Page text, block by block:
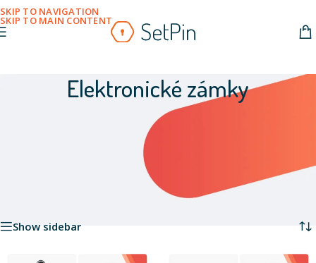
SKIP TO NAVIGATION
SKIP TO MAIN CONTENT
Elektronické zámky
Zažite exkluzivitu elektronických zámkov SetPin. Široký výber
vrátane kartových/čipových zámkov, kódových zámkov a zámkov
s Bluetooth. Neváhajte, zaistite si bezpečnosť a jednoduchosť
Zobrazuje sa 8 výsledok
Show sidebar